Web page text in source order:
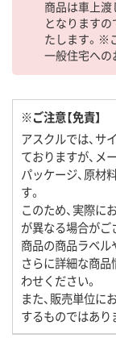
商品は車上渡
となりますの
たします。※
一般住宅への
※ご注意【免責】
アスクルでは、サ
ておりますが、メ
パッケージ、原材
す。
このため、実際に
が異なる場合がご
商品の商品ラベル
さらに詳細な商品
わせください。
また、販売単位に
するものではあり